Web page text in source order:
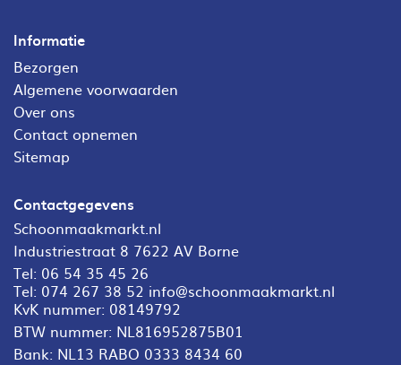
Informatie
Bezorgen
Algemene voorwaarden
Over ons
Contact opnemen
Sitemap
Contactgegevens
Schoonmaakmarkt.nl
Industriestraat 8 7622 AV Borne
Tel: 06 54 35 45 26
Tel: 074 267 38 52 info@schoonmaakmarkt.nl
KvK nummer: 08149792
BTW nummer: NL816952875B01
Bank: NL13 RABO 0333 8434 60